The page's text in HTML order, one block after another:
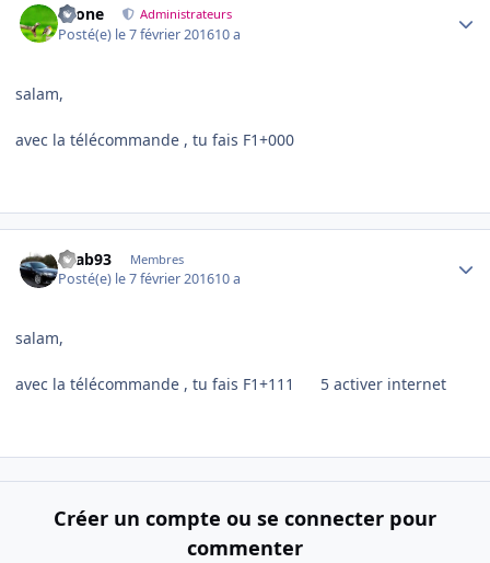
chone Administrateurs
Posté(e) le 7 février 201610 a
salam,
avec la télécommande , tu fais F1+000
Saab93 Membres
Posté(e) le 7 février 201610 a
salam,
avec la télécommande , tu fais F1+111 5 activer internet
Créer un compte ou se connecter pour
commenter